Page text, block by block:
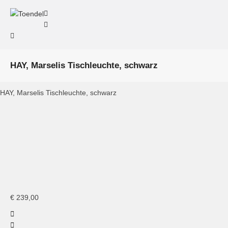
HAY, Marselis Tischleuchte, schwarz
HAY, Marselis Tischleuchte, schwarz
€ 239,00